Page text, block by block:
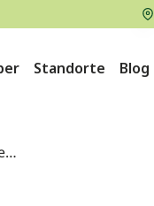
Standorte Blog